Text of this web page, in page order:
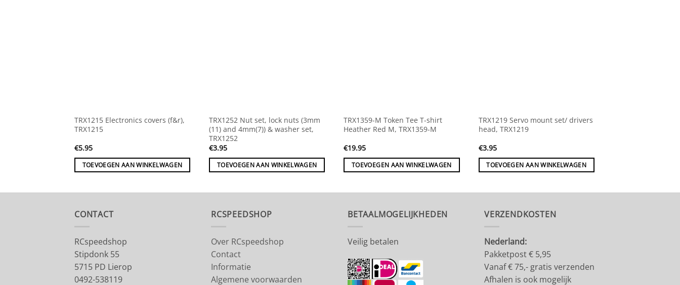
TRX1215 Electronics covers (f&r),
TRX1215
€5.95
TOEVOEGEN AAN WINKELWAGEN
TRX1252 Nut set, lock nuts (3mm
(11) and 4mm(7)) & washer set,
TRX1252
€3.95
TOEVOEGEN AAN WINKELWAGEN
TRX1359-M Token Tee T-shirt
Heather Red M, TRX1359-M
€19.95
TOEVOEGEN AAN WINKELWAGEN
TRX1219 Servo mount set/ drivers
head, TRX1219
€3.95
TOEVOEGEN AAN WINKELWAGEN
CONTACT
RCspeedshop
Stipdonk 55
5715 PD Lierop
0492-538119
RCSPEEDSHOP
Over RCspeedshop
Contact
Informatie
Algemene voorwaarden
BETAALMOGELIJKHEDEN
Veilig betalen
VERZENDKOSTEN
Nederland:
Pakketpost € 5,95
Vanaf € 75,- gratis verzenden
Afhalen is ook mogelijk